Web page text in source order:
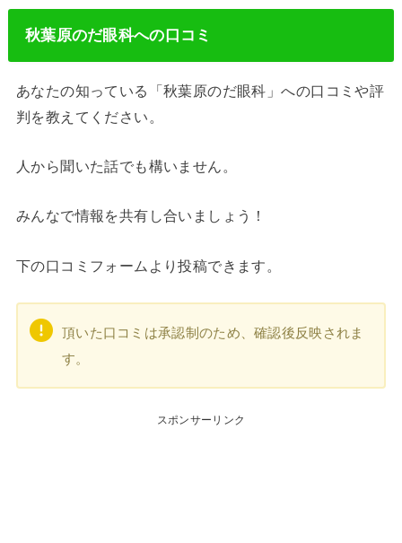
秋葉原のだ眼科への口コミ
あなたの知っている「秋葉原のだ眼科」への口コミや評
判を教えてください。
人から聞いた話でも構いません。
みんなで情報を共有し合いましょう！
下の口コミフォームより投稿できます。
頂いた口コミは承認制のため、確認後反映されま
す。
スポンサーリンク